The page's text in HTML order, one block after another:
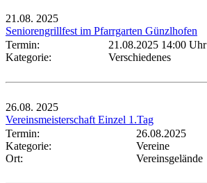
21.08. 2025
Seniorengrillfest im Pfarrgarten Günzlhofen
Termin:
21.08.2025 14:00 Uhr
Kategorie:
Verschiedenes
26.08. 2025
Vereinsmeisterschaft Einzel 1.Tag
Termin:
26.08.2025
Kategorie:
Vereine
Ort:
Vereinsgelände